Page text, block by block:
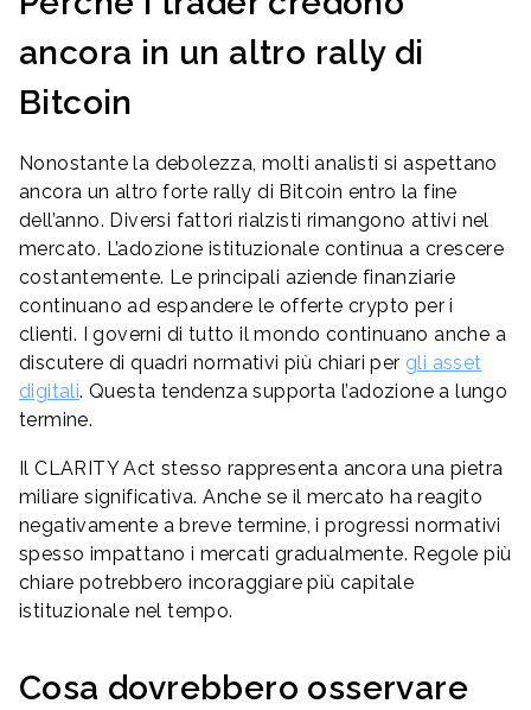
ancora in un altro rally di
Bitcoin
Nonostante la debolezza, molti analisti si aspettano
ancora un altro forte rally di Bitcoin entro la fine
dell’anno. Diversi fattori rialzisti rimangono attivi nel
mercato. L’adozione istituzionale continua a crescere
costantemente. Le principali aziende finanziarie
continuano ad espandere le offerte crypto per i
clienti. I governi di tutto il mondo continuano anche a
discutere di quadri normativi più chiari per gli asset
digitali. Questa tendenza supporta l’adozione a lungo
termine.
Il CLARITY Act stesso rappresenta ancora una pietra
miliare significativa. Anche se il mercato ha reagito
negativamente a breve termine, i progressi normativi
spesso impattano i mercati gradualmente. Regole più
chiare potrebbero incoraggiare più capitale
istituzionale nel tempo.
Cosa dovrebbero osservare